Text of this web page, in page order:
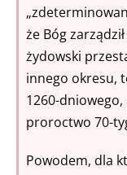
że Bóg
żydowski
innego okresu,
1260-
proroctwo 70-
Powodem, dla